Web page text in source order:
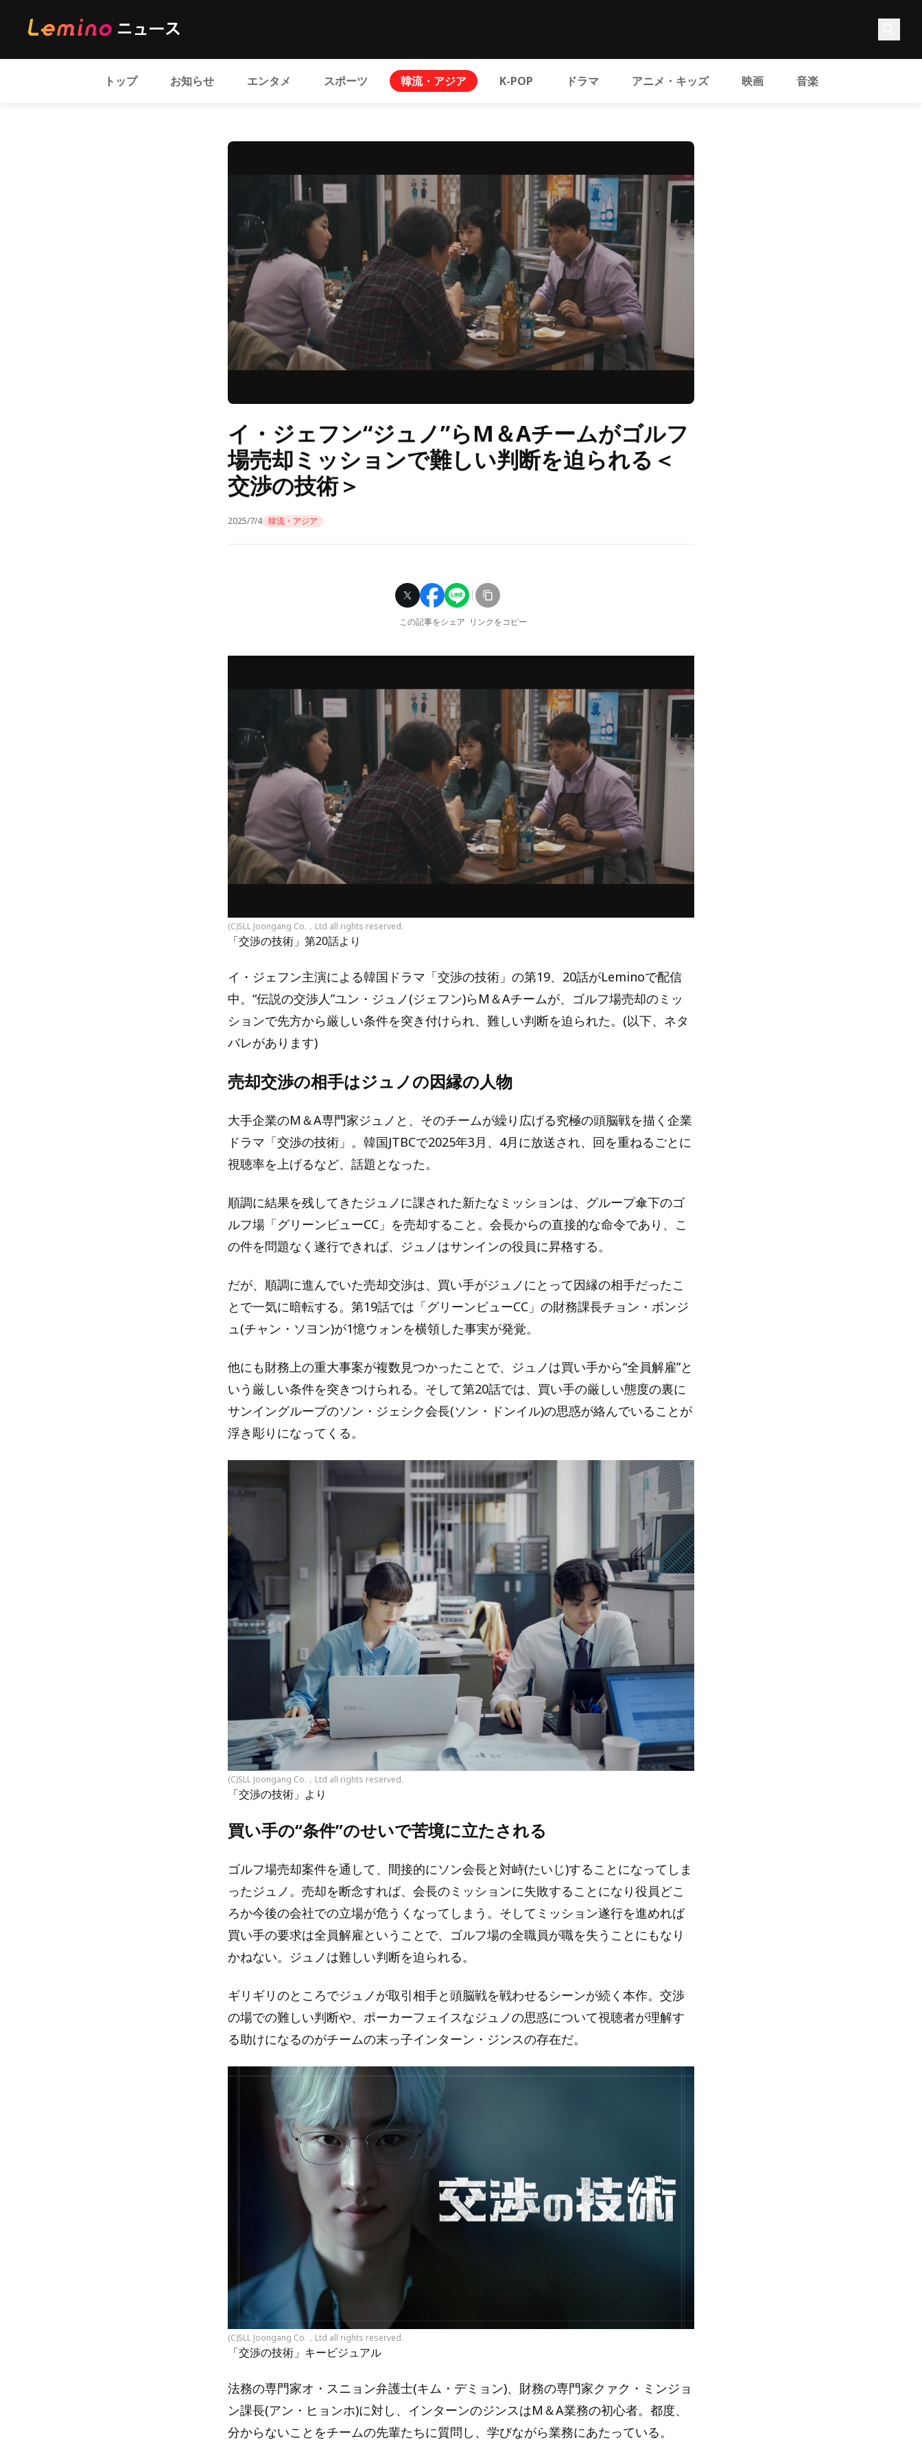
トップ お知らせ エンタメ スポーツ 韓流・アジア K-POP ドラマ アニメ・キッズ 映画 音楽
イ・ジェフン“ジュノ”らM＆Aチームがゴルフ
場売却ミッションで難しい判断を迫られる＜
交渉の技術＞
2025/7/4 韓流・アジア
この記事をシェア リンクをコピー
(C)SLL Joongang Co.，Ltd all rights reserved.
「交渉の技術」第20話より
イ・ジェフン主演による韓国ドラマ「交渉の技術」の第19、20話がLeminoで配信
中。“伝説の交渉人”ユン・ジュノ(ジェフン)らM＆Aチームが、ゴルフ場売却のミッ
ションで先方から厳しい条件を突き付けられ、難しい判断を迫られた。(以下、ネタ
バレがあります)
売却交渉の相手はジュノの因縁の人物
大手企業のM＆A専門家ジュノと、そのチームが繰り広げる究極の頭脳戦を描く企業
ドラマ「交渉の技術」。韓国JTBCで2025年3月、4月に放送され、回を重ねるごとに
視聴率を上げるなど、話題となった。
順調に結果を残してきたジュノに課された新たなミッションは、グループ傘下のゴ
ルフ場「グリーンビューCC」を売却すること。会長からの直接的な命令であり、こ
の件を問題なく遂行できれば、ジュノはサンインの役員に昇格する。
だが、順調に進んでいた売却交渉は、買い手がジュノにとって因縁の相手だったこ
とで一気に暗転する。第19話では「グリーンビューCC」の財務課長チョン・ボンジ
ュ(チャン・ソヨン)が1憶ウォンを横領した事実が発覚。
他にも財務上の重大事案が複数見つかったことで、ジュノは買い手から“全員解雇”と
いう厳しい条件を突きつけられる。そして第20話では、買い手の厳しい態度の裏に
サンイングループのソン・ジェシク会長(ソン・ドンイル)の思惑が絡んでいることが
浮き彫りになってくる。
(C)SLL Joongang Co.，Ltd all rights reserved.
「交渉の技術」より
買い手の“条件”のせいで苦境に立たされる
ゴルフ場売却案件を通して、間接的にソン会長と対峙(たいじ)することになってしま
ったジュノ。売却を断念すれば、会長のミッションに失敗することになり役員どこ
ろか今後の会社での立場が危うくなってしまう。そしてミッション遂行を進めれば
買い手の要求は全員解雇ということで、ゴルフ場の全職員が職を失うことにもなり
かねない。ジュノは難しい判断を迫られる。
ギリギリのところでジュノが取引相手と頭脳戦を戦わせるシーンが続く本作。交渉
の場での難しい判断や、ポーカーフェイスなジュノの思惑について視聴者が理解す
る助けになるのがチームの末っ子インターン・ジンスの存在だ。
(C)SLL Joongang Co.，Ltd all rights reserved.
「交渉の技術」キービジュアル
法務の専門家オ・スニョン弁護士(キム・デミョン)、財務の専門家クァク・ミンジョ
ン課長(アン・ヒョンホ)に対し、インターンのジンスはM＆A業務の初心者。都度、
分からないことをチームの先輩たちに質問し、学びながら業務にあたっている。